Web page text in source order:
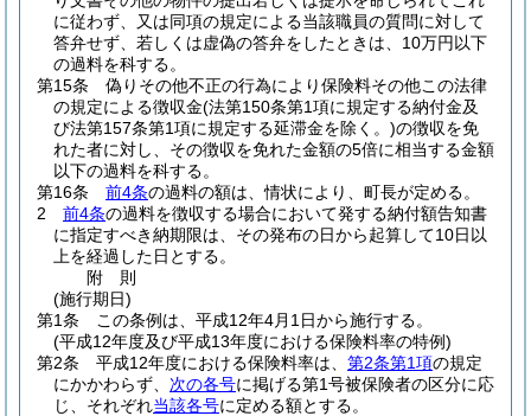
に従わず、又は同項の規定による当該職員の質問に対して
答弁せず、若しくは虚偽の答弁をしたときは、10万円以下
の過料を科する。
第15条
偽りその他不正の行為により保険料その他この法律
の規定による徴収金(法第150条第1項に規定する納付金及
び法第157条第1項に規定する延滞金を除く。)の徴収を免
れた者に対し、その徴収を免れた金額の5倍に相当する金額
以下の過料を科する。
第16条
前4条の過料の額は、情状により、町長が定める。
2
前4条の過料を徴収する場合において発する納付額告知書
に指定すべき納期限は、その発布の日から起算して10日以
上を経過した日とする。
附 則
(施行期日)
第1条
この条例は、平成12年4月1日から施行する。
(平成12年度及び平成13年度における保険料率の特例)
第2条
平成12年度における保険料率は、 第2条第1項の規定
にかかわらず、 次の各号に掲げる第1号被保険者の区分に応
じ、それぞれ当該各号に定める額とする。